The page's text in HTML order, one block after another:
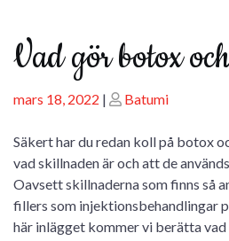
Vad gör botox
Posted
mars 18, 2022 | Posted
Batumi
Säkert har du redan koll på botox
vad skillnaden är och att de
Oavsett skillnaderna som finns så
fillers som injektionsbehandlingar
här inlägget kommer vi berätta